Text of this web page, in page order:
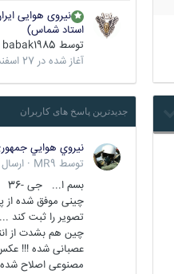
نیروی هوایی
استاد شماس)
توسط babak1985
آغاز شده در 27 اسفند 1392
جدیدترین پاسخ های کاربران
نيروي هوايي
توسط MR9
·
چینی موفق شده از
تصویر را ثبت کند
چین هم بشدت از
عصبانی شده !!!
مصنوعی اصلاح شده